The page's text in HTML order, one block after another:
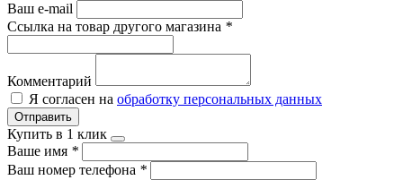
Ваш e-mail
Ссылка на товар другого магазина *
Комментарий
Я согласен на обработку персональных данных
Отправить
Купить в 1 клик
Ваше имя *
Ваш номер телефона *